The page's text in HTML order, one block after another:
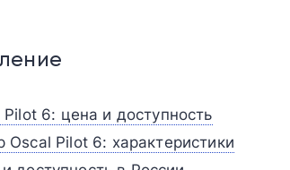
Pilot 6: цена и доступность
Oscal Pilot 6: характеристики